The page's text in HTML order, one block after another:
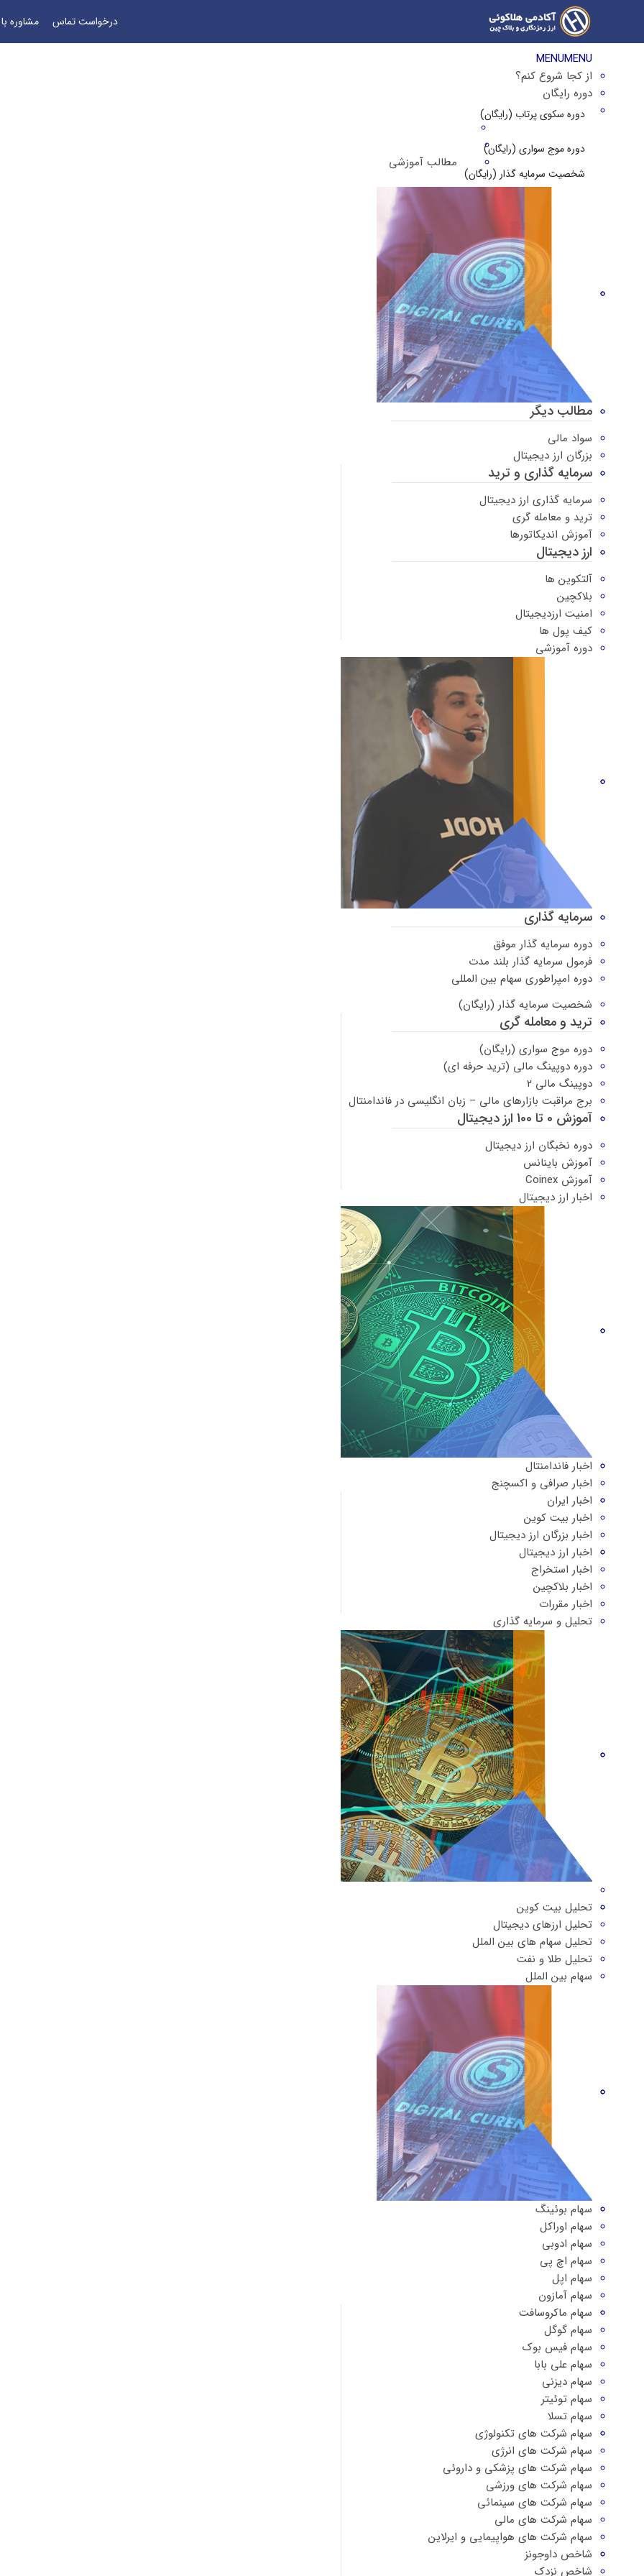
درخواست تماس مشاوره
MENUMENU
از کجا شروع کنم؟
دوره رایگان
دوره سکوی پرتاب (رایگان)
دوره موج سواری (رایگان)
شخصیت سرمایه گذار (رایگان)
مطالب آموزشی
مطالب دیگر
سواد مالی
بزرگان ارز دیجیتال
سرمایه گذاری و ترید
سرمایه گذاری ارز دیجیتال
ترید و معامله گری
آموزش اندیکاتورها
ارز دیجیتال
آلتکوین ها
بلاکچین
امنیت ارزدیجیتال
کیف پول ها
دوره‌ آموزشی
سرمایه گذاری
دوره سرمایه گذار موفق
فرمول سرمایه گذار بلند مدت
دوره امپراطوری سهام بین المللی
شخصیت سرمایه گذار (رایگان)
ترید و معامله گری
دوره موج سواری (رایگان)
دوره دوپینگ مالی (ترید حرفه ای)
دوپینگ مالی ۲
برج مراقبت بازارهای مالی – زبان انگلیسی در فاندامنتال
آموزش 0 تا 100 ارز دیجیتال
دوره نخبگان ارز دیجیتال
آموزش باینانس
آموزش Coinex
اخبار ارز دیجیتال
اخبار فاندامنتال
اخبار صرافی و اکسچنج
اخبار ایران
اخبار بیت کوین
اخبار بزرگان ارز دیجیتال
اخبار ارز دیجیتال
اخبار استخراج
اخبار بلاکچین
اخبار مقررات
تحلیل و سرمایه گذاری
تحلیل بیت کوین
تحلیل ارزهای دیجیتال
تحلیل سهام های بین الملل
تحلیل طلا و نفت
سهام بین الملل
سهام بوئینگ
سهام اوراکل
سهام ادوبی
سهام اچ پی
سهام اپل
سهام آمازون
سهام ماکروسافت
سهام گوگل
سهام فیس بوک
سهام علی بابا
سهام دیزنی
سهام توئیتر
سهام تسلا
سهام شرکت های تکنولوژی
سهام شرکت های انرژی
سهام شرکت های پزشکی و داروئی
سهام شرکت های ورزشی
سهام شرکت های سینمائی
سهام شرکت های مالی
سهام شرکت های هواپیمایی و ایرلاین
شاخص داوجونز
شاخص نزدک